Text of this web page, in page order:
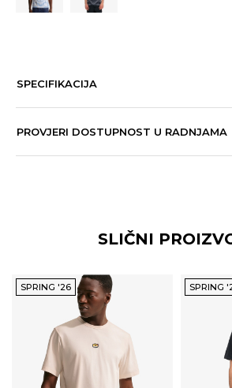
SPECIFIKACIJA
PROVJERI DOSTUPNOST U RADNJAMA
SLIČNI
SPRING '26 SPRING